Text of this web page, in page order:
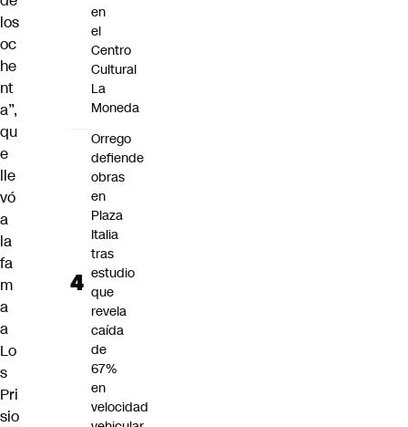
los
oc
he
nt
a”,
qu
e
lle
vó
a
la
fa
m
a
a
Lo
s
Pri
sio
en
el
Centro
Cultural
La
Moneda
Orrego
defiende
obras
en
Plaza
Italia
tras
estudio
que
revela
caída
de
67%
en
velocidad